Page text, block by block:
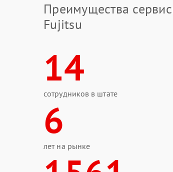
Преимущества
Fujitsu
14
сотрудников в штате
6
лет на рынке